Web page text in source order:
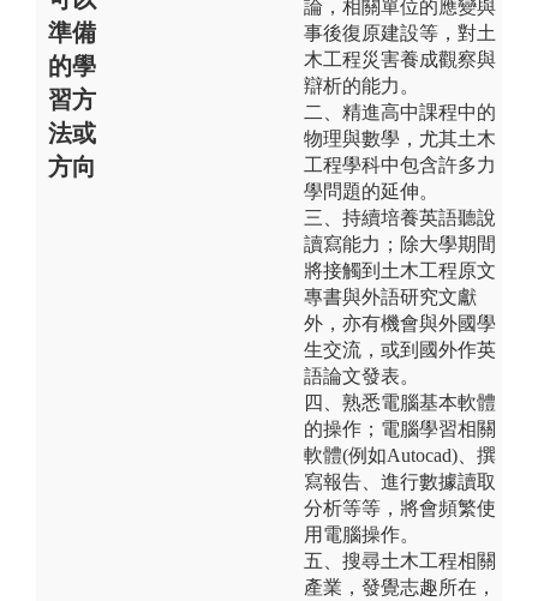
準備
的學
習方
法或
方向
論，相關單位的應變與
事後復原建設等，對土
木工程災害養成觀察與
辯析的能力。
二、精進高中課程中的
物理與數學，尤其土木
工程學科中包含許多力
學問題的延伸。
三、持續培養英語聽說
讀寫能力；除大學期間
將接觸到土木工程原文
專書與外語研究文獻
外，亦有機會與外國學
生交流，或到國外作英
語論文發表。
四、熟悉電腦基本軟體
的操作；電腦學習相關
軟體(例如Autocad)、撰
寫報告、進行數據讀取
分析等等，將會頻繁使
用電腦操作。
五、搜尋土木工程相關
產業，發覺志趣所在，